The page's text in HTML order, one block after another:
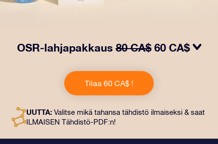
OSR-lahjapakkaus80 CA$ 60 CA$
Tämä lahja sisältää kauniin kirjekuoren ja
henkilökohtaiset ​​asiakirjat, jotka lähetetään
valitsemaasi osoitteeseen. Saat myös digitaaliset
maaginen tapa antaa ikuinen lahja ystäville ja rakkaille.
Tilaa 60 CA$ !
UUTTA: Valitse mikä tahansa tähdistö ilmaiseksi & saat
ILMAISEN Tähdistö-PDF:n!